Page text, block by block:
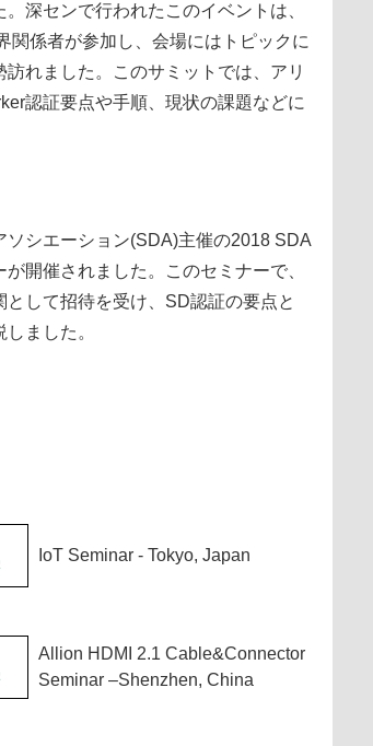
深センで行われたこのイベントは、
関係者が参加し、会場にはトピックに
れました。このサミットでは、アリ
認証要点や手順、現状の課題などに
シエーション(SDA)主催の2018 SDA
開催されました。このセミナーで、
して招待を受け、SD認証の要点と
ました。
IoT Seminar - Tokyo, Japan
Allion HDMI 2.1 Cable&Connector
Seminar –Shenzhen, China